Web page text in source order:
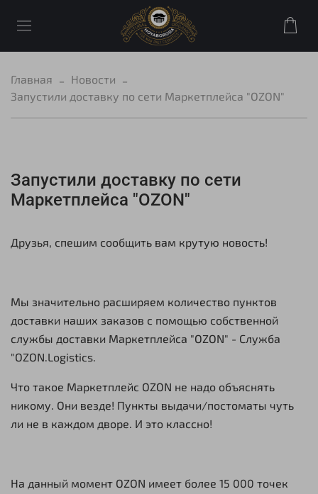
Главная
Новости
Запустили доставку по сети Маркетплейса "OZON"
Запустили доставку по сети
Маркетплейса "OZON"
Друзья, спешим сообщить вам крутую новость!
Мы значительно расширяем количество пунктов
доставки наших заказов с помощью собственной
службы доставки Маркетплейса "OZON" - Служба
"OZON.Logistics.
Что такое Маркетплейс OZON не надо объяснять
никому. Они везде! Пункты выдачи/постоматы чуть
ли не в каждом дворе. И это классно!
На данный момент OZON имеет более 15 000 точек